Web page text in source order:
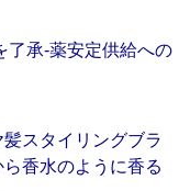
了承‐薬安定供給への
髪スタイリングブラ
香水のように香る